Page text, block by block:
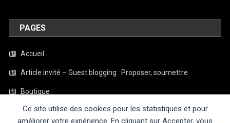
Ce site utilise des cookies pour les statistiques et pour
améliorer votre expérience. En cliquant sur Accepter, vous
PAGES
Accueil
Article invité – Guest blogging : Proposer, soumettre
Boutique
Contact